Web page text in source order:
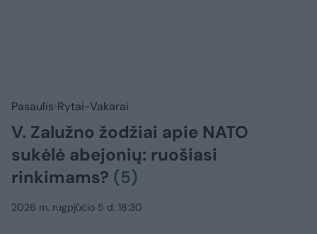
Pasaulis Rytai-Vakarai
V. Zalužno žodžiai apie NATO
sukėlė abejonių: ruošiasi
rinkimams? (5)
2026 m. rugpjūčio 5 d. 18:30